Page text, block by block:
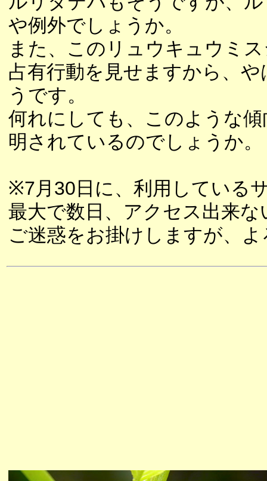
や例外でしょうか。
また、このリュウキュウミ
占有行動を見せますから、
うです。
何れにしても、このような
明されているのでしょうか。
※7月30日に、利用している
最大で数日、アクセス出来
ご迷惑をお掛けしますが、